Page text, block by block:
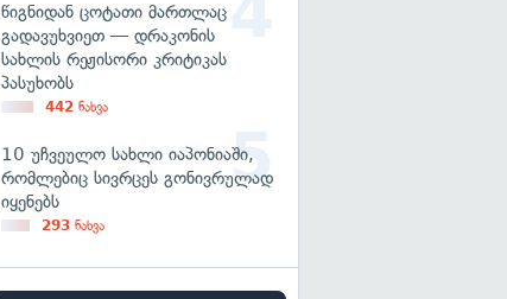
წიგნიდან ცოტათი მართლაც
გადავუხვიეთ — დრაკონის
სახლის რეჟისორი კრიტიკას
პასუხობს
442 ნახვა
10 უჩვეულო სახლი იაპონიაში,
რომლებიც სივრცეს გონივრულად
იყენებს
293 ნახვა